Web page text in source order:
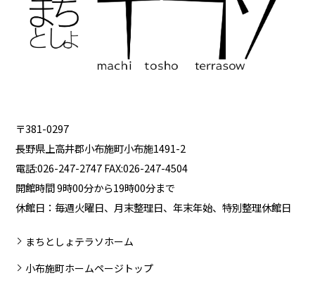
〒381-0297
長野県上高井郡小布施町小布施1491-2
電話:026-247-2747 FAX:026-247-4504
開館時間 9時00分から19時00分まで
休館日：毎週火曜日、月末整理日、年末年始、特別整理休館日
まちとしょテラソホーム
小布施町ホームページトップ